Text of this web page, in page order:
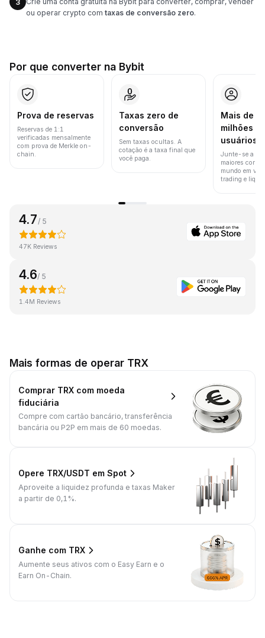
3
ou operar crypto com taxas de conversão zero.
Por que converter na Bybit
Prova de reservas
Reservas de 1:1
verificadas mensalmente
com prova de Merkle on-
chain.
Taxas zero de
conversão
Sem taxas ocultas. A
cotação é a taxa final que
você paga.
Mais de
milhões
usuários
Junte-se a
maiores
mundo em
trading e
4.7 / 5
47K Reviews
4.6/ 5
1.4M Reviews
Mais formas de operar TRX
Comprar TRX com moeda
fiduciária
Compre com cartão bancário, transferência
bancária ou P2P em mais de 60 moedas.
Opere TRX/USDT em Spot
Aproveite a liquidez profunda e taxas Maker
a partir de 0,1%.
Ganhe com TRX
Aumente seus ativos com o Easy Earn e o
Earn On-Chain.